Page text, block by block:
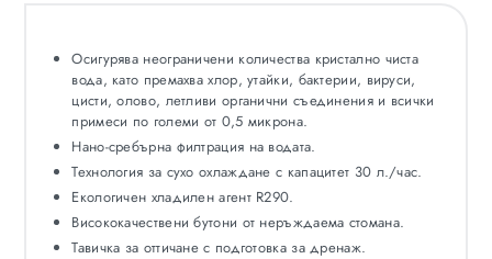
Осигурява неограничени количества кристално чиста
вода, като премахва хлор, утайки, бактерии, вируси,
цисти, олово, летливи органични съединения и всички
примеси по големи от 0,5 микрона.
Нано-сребърна филтрация на водата.
Технология за сухо охлаждане с капацитет 30 л./час.
Екологичен хладилен агент R290.
Висококачествени бутони от неръждаема стомана.
Тавичка за оттичане с подготовка за дренаж.